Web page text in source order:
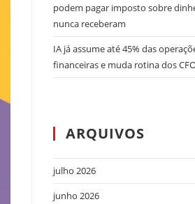
podem pagar imposto sobre
nunca receberam
IA já assume até 45% das
financeiras e muda rotina dos
ARQUIVOS
julho 2026
junho 2026